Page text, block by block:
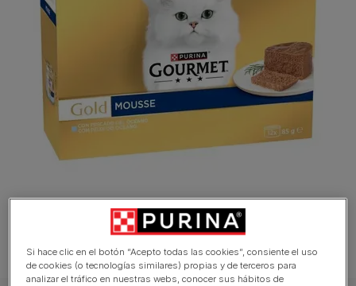
Si hace clic en el botón “Acepto todas las cookies”, consiente el uso
de cookies (o tecnologías similares) propias y de terceros para
analizar el tráfico en nuestras webs, conocer sus hábitos de